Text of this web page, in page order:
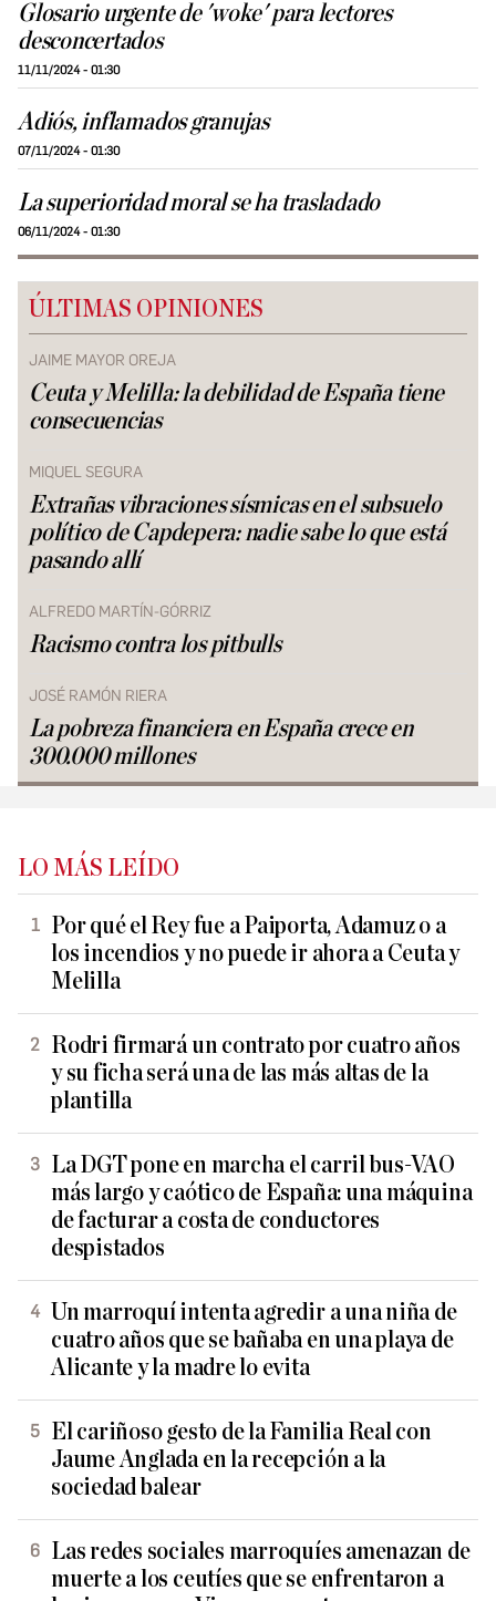
Glosario urgente de 'woke' para lectores
desconcertados
11/11/2024 - 01:30
Adiós, inflamados granujas
07/11/2024 - 01:30
La superioridad moral se ha trasladado
06/11/2024 - 01:30
ÚLTIMAS OPINIONES
JAIME MAYOR OREJA
Ceuta y Melilla: la debilidad de España tiene
consecuencias
MIQUEL SEGURA
Extrañas vibraciones sísmicas en el subsuelo
político de Capdepera: nadie sabe lo que está
pasando allí
ALFREDO MARTÍN-GÓRRIZ
Racismo contra los pitbulls
JOSÉ RAMÓN RIERA
La pobreza financiera en España crece en
300.000 millones
LO MÁS LEÍDO
Por qué el Rey fue a Paiporta, Adamuz o a
los incendios y no puede ir ahora a Ceuta y
Melilla
Rodri firmará un contrato por cuatro años
y su ficha será una de las más altas de la
plantilla
La DGT pone en marcha el carril bus-VAO
más largo y caótico de España: una máquina
de facturar a costa de conductores
despistados
Un marroquí intenta agredir a una niña de
cuatro años que se bañaba en una playa de
Alicante y la madre lo evita
El cariñoso gesto de la Familia Real con
Jaume Anglada en la recepción a la
sociedad balear
Las redes sociales marroquíes amenazan de
muerte a los ceutíes que se enfrentaron a